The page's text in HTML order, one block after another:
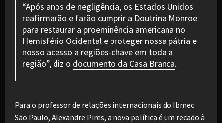
“Após anos de negligência, os Estados Unidos
reafirmarão e farão cumprir a Doutrina Monroe
para restaurar a proeminência americana no
Hemisfério Ocidental e proteger nossa pátria e
nosso acesso a regiões-chave em toda a
região”, diz o documento da Casa Branca.
Para o professor de relações internacionais do Ibmec
São Paulo, Alexandre Pires, a nova política é um recado à